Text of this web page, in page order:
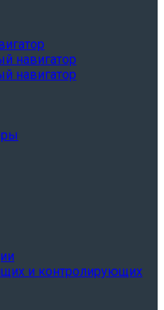
навигатор
навигатор
и контролирующих